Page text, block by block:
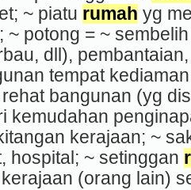
~ piatu rumah yg
~ potong = ~
dll),
tempat
bangunan (yg
kemudahan
kerajaan; ~
hospital; ~ setinggan
(orang lain)